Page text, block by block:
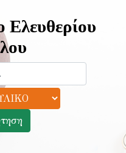
Ελευθερίου